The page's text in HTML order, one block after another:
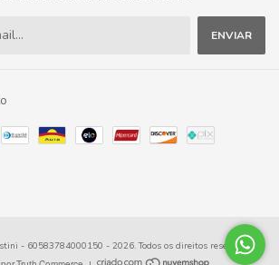
- 60583784000150 - 2026. Todos os direitos reservados.